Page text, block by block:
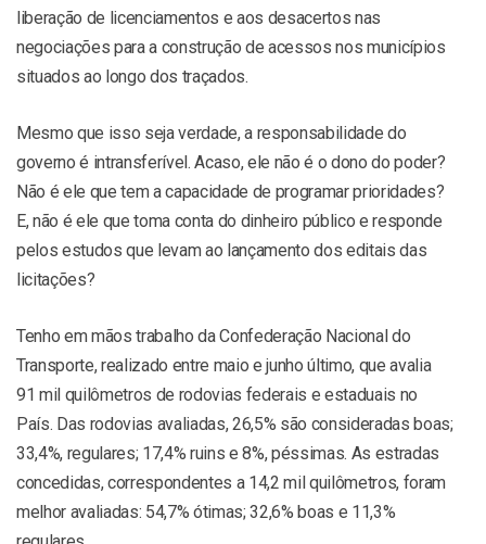
liberação de licenciamentos e aos desacertos nas
negociações para a construção de acessos nos municípios
situados ao longo dos traçados.
Mesmo que isso seja verdade, a responsabilidade do
governo é intransferível. Acaso, ele não é o dono do poder?
Não é ele que tem a capacidade de programar prioridades?
E, não é ele que toma conta do dinheiro público e responde
pelos estudos que levam ao lançamento dos editais das
licitações?
Tenho em mãos trabalho da Confederação Nacional do
Transporte, realizado entre maio e junho último, que avalia
91 mil quilômetros de rodovias federais e estaduais no
País. Das rodovias avaliadas, 26,5% são consideradas boas;
33,4%, regulares; 17,4% ruins e 8%, péssimas. As estradas
concedidas, correspondentes a 14,2 mil quilômetros, foram
melhor avaliadas: 54,7% ótimas; 32,6% boas e 11,3%